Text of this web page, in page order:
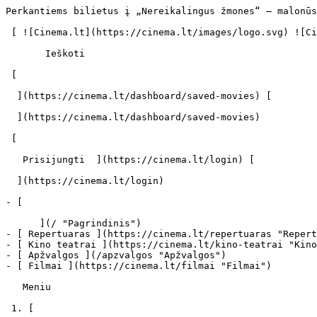
Perkantiems bilietus į „Nereikalingus žmones“ – malonūs siurprizai - cinema.lt                            Ieškoti     

 [ ![Cinema.lt](https://cinema.lt/images/logo.svg) ![Cinema.lt](https://cinema.lt/images/favicon.svg) ](https://cinema.lt "Cinema.lt")

       Ieškoti     

 [  

  ](https://cinema.lt/dashboard/saved-movies) [  

  ](https://cinema.lt/dashboard/saved-movies)

 [  

   Prisijungti  ](https://cinema.lt/login) [  

  ](https://cinema.lt/login) 

- [  

      ](/ "Pagrindinis")
- [ Repertuaras ](https://cinema.lt/repertuaras "Repertuaras")
- [ Kino teatrai ](https://cinema.lt/kino-teatrai "Kino teatrai")
- [ Apžvalgos ](/apzvalgos "Apžvalgos")
- [ Filmai ](https://cinema.lt/filmai "Filmai")

   Meniu   

 1. [ 

      cinema.lt  ](/)
2. [  Naujienos  ](https://cinema.lt/naujienos)
3. Perkantiems bilietus į „Nereikalingus žmones“ – malonūs siurprizai

Perkantiems bilietus į „Nereikalingus žmones“ – malonūs siurprizai
==================================================================

Likus vos savaitei iki sausio 11 dieną įvyksiančios filmo „Nereikalingi žmonės“ premjeros, „Forum Cinemas“ kino centrų kasose pradedami pardavinėti bilietai į minėto filmo seansus. Entuziastinga kūrybinė filmo grupė lietuviško kino gerbėjams parengė malonių siurprizų. Perkantys bilietus į „Nereikalingus žmones“, galės gauti originalias skrajutes su juostoje vaidinančių aktorių autografais. Premjeros metu kai kam nusišypsos galimybė laimėti filmo plakatų, ant kurių taip pat puikuosis visų pagrindinių aktorių ir režisieriaus parašai.

Didelio žiniasklaidos ir žiūrovų susidomėjimo sulaukusi drama „Nereikalingi žmonės“ pasakoja intriguojančią ir kartu jautrią istoriją apie sudėtingus ir vėliau tarpusavyje susiliejančius kelių žmonių likimus. Skurdo vedama jauna mergina Valda emigruoja į Airiją, tikėdamasi, kad uždirbti pinigai leis susigrąžinti vaiką iš vaikų namų. Jai nežinant berniuką įsivaikina po ilgų metų iš vyro šešėlio išsivadavusi Nora. Vis labiau gyvenime įsitvirtinanti moteris kelia pavojų intrigantės Laimos karjerai, kuri, pasinaudodama Valdos fantazijomis, ieško bet kokios galimybės šantažuoti Norą. Nelengvai užgimstančiai Pauliaus laimei iškyla rimtas pavojus. Intriguojančiam siužetui įgaunant pagreitį aiškėja, kad viskas nėra taip, kaip atrodė iš pirmo žvilgsnio: filmo herojų likimai mistiškai susipynę, o raktas į tiesą slypi vienoje tragiškoje praeities akimirkoje.

Originalaus siužeto filmo režisierius Maris Martinsons pagrindinius vaidmenis „Nereikalinguose žmonėse“ pakvietė atlikti Dalią Michelevičiūtę, Kostą Smoriginą, Valdą Bičkutę, Daivą Tamošiūnaitę – Budrę ir Andrių Mamontovą, kuris filmui sukūrė ir muzką.

"Forum Cinemas" informacija

 Dalintis

 [ ![Facebook](https://cinema.lt/images/socials/facebook_icon.svg) ](https://www.facebook.com/sharer/sharer.php?u=https%3A%2F%2Fcinema.lt%2Fnaujienos%2Fperkantiems-bilietus-i-nereikalingus-zmones-malonus-siurprizai)[ ![Messenger](https://cinema.lt/images/socials/messenger_icon.svg) ](https://www.facebook.com/dialog/send?link=https%3A%2F%2Fcinema.lt%2Fnaujienos%2Fperkantiems-bilietus-i-nereikalingus-zmones-malonus-siurprizai&redirect_uri=https%3A%2F%2Fcinema.lt%2Fnaujienos%2Fperkantiems-bilietus-i-nereikalingus-zmones-malonus-siurprizai)[ ![LinkedIn](https://cinema.lt/images/socials/linkedin_icon.svg) ](https://www.linkedin.com/sharing/share-offsite/?url=https%3A%2F%2Fcinema.lt%2Fnaujienos%2Fperkantiems-bilietus-i-nereikalingus-zmones-malonus-siurprizai)  

 [  

   Atgal į sąrašą  ](https://cinema.lt/naujienos) [  Kitas straipsnis   

  ](https://cinema.lt/naujienos/rezisierius-neigia-kad-jo-filmas-pastumejo-o-wilsona-i-savizudybe) 

 Kino teatrai šiuo metu rodo 
-----------------------------

- ![](https://cinema.lt/images/bookmarks/bookmark.svg)   

     [    ![Pakalikai Ir Monstrai filmo online nuotraukos](https://s3.eu-central-1.amazonaws.com/cinema-lt/images/movies/poster/fc6e511f21d871684a581040ce4ed36e/c/zmfDJU8iUY0pOF04-2xl.webp)  ![imdb](https://cinema.lt/images/ratings/imdb.svg) 6.6 

     ![metacritic](https://cinema.lt/images/ratings/metacritic.svg) 69 

      Apžvelgta  

    ###  Pakalikai Ir Monstrai 

    ####  Minions &amp; Monsters 

     ](https://cinema.lt/filmai/pakalikai-ir-monstrai#movie-title "Pakalikai Ir Monstrai")
- ![](https://cinema.lt/images/bookmarks/bookmark.svg)   

     [    ![Žmogus Voras: Nauja Diena filmo online nuotraukos](https://s3.eu-central-1.amazonaws.com/cinema-lt/images/movies/poster/8fa00520330c886ea5ed16cb4f8c36e9/c/aBMZ5v17wLxGtyqa-2xl.webp)  

    ###  Žmogus Voras: Nauja Diena 

    ####  Spider-